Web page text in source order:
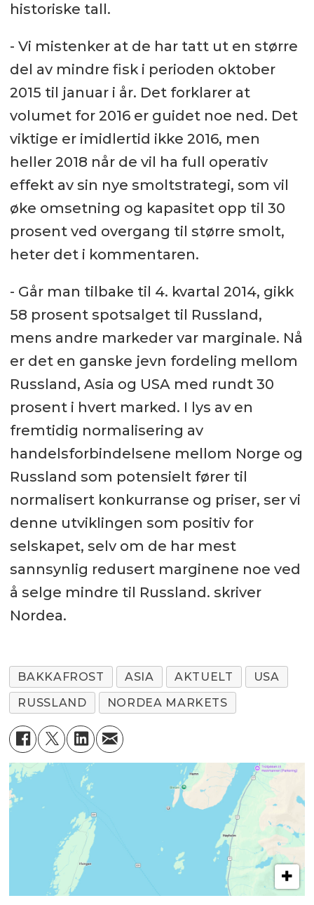
historiske tall.
- Vi mistenker at de har tatt ut en større
del av mindre fisk i perioden oktober
2015 til januar i år. Det forklarer at
volumet for 2016 er guidet noe ned. Det
viktige er imidlertid ikke 2016, men
heller 2018 når de vil ha full operativ
effekt av sin nye smoltstrategi, som vil
øke omsetning og kapasitet opp til 30
prosent ved overgang til større smolt,
heter det i kommentaren.
- Går man tilbake til 4. kvartal 2014, gikk
58 prosent spotsalget til Russland,
mens andre markeder var marginale. Nå
er det en ganske jevn fordeling mellom
Russland, Asia og USA med rundt 30
prosent i hvert marked. I lys av en
fremtidig normalisering av
handelsforbindelsene mellom Norge og
Russland som potensielt fører til
normalisert konkurranse og priser, ser vi
denne utviklingen som positiv for
selskapet, selv om de har mest
sannsynlig redusert marginene noe ved
å selge mindre til Russland. skriver
Nordea.
BAKKAFROST ASIA AKTUELT
USA
RUSSLAND
NORDEA MARKETS